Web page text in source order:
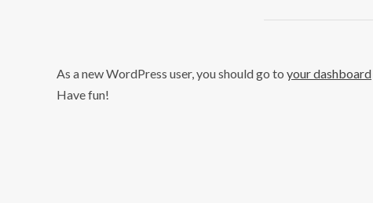
As a new WordPress user, you should go to your dashboard
Have fun!